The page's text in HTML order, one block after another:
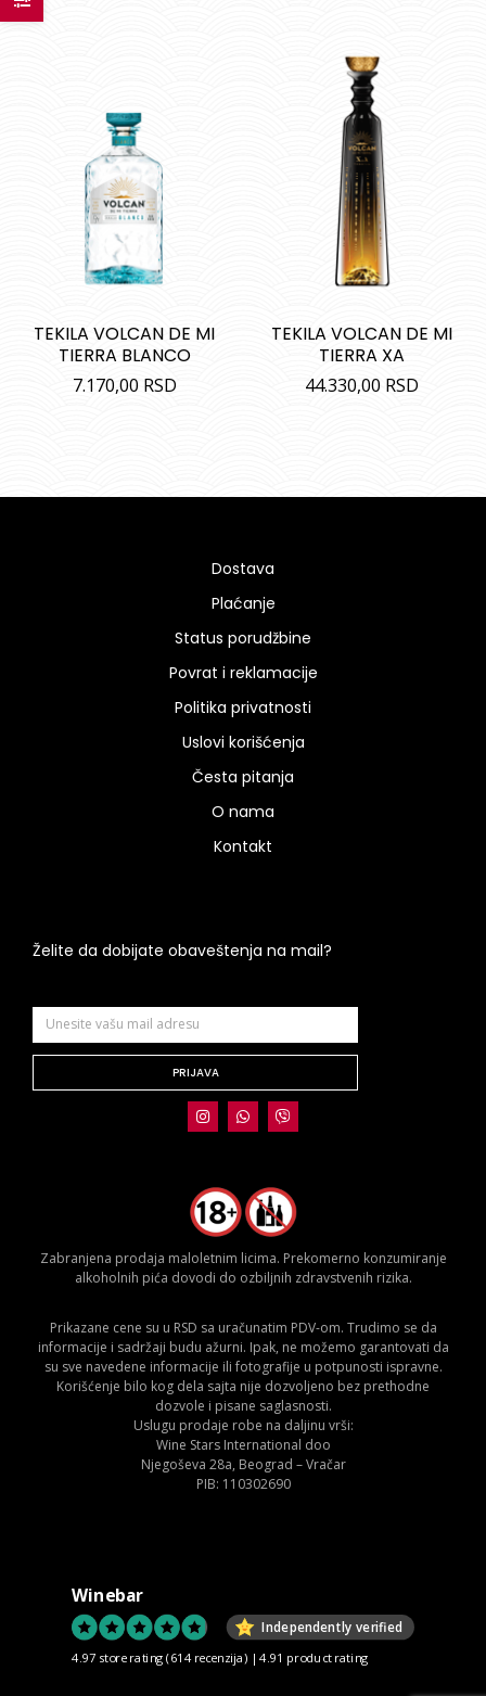
TEKILA VOLCAN DE MI
TIERRA BLANCO
7.170,00 RSD
TEKILA VOLCAN DE MI
TIERRA XA
44.330,00 RSD
Dostava
Plaćanje
Status porudžbine
Povrat i reklamacije
Politika privatnosti
Uslovi korišćenja
Česta pitanja
O nama
Kontakt
Želite da dobijate obaveštenja na mail?
PRIJAVA
Zabranjena prodaja maloletnim licima. Prekomerno konzumiranje
alkoholnih pića dovodi do ozbiljnih zdravstvenih rizika.
Prikazane cene su u RSD sa uračunatim PDV-om. Trudimo se da
informacije i sadržaji budu ažurni. Ipak, ne možemo garantovati da
su sve navedene informacije ili fotografije u potpunosti ispravne.
Korišćenje bilo kog dela sajta nije dozvoljeno bez prethodne
dozvole i pisane saglasnosti.
Uslugu prodaje robe na daljinu vrši:
Wine Stars International doo
Njegoševa 28a, Beograd – Vračar
PIB: 110302690
Winebar
Independently verified
4.97 store rating (614 recenzija) |4.91 product rating